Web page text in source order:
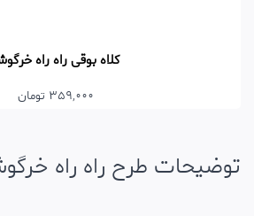
کلاه بوقی راه راه
359,000 تومان
توضیحات طرح راه راه